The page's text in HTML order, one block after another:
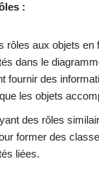
:
rôles aux objets en
dans le
fournir des
les objets
des rôles
former des
liées.